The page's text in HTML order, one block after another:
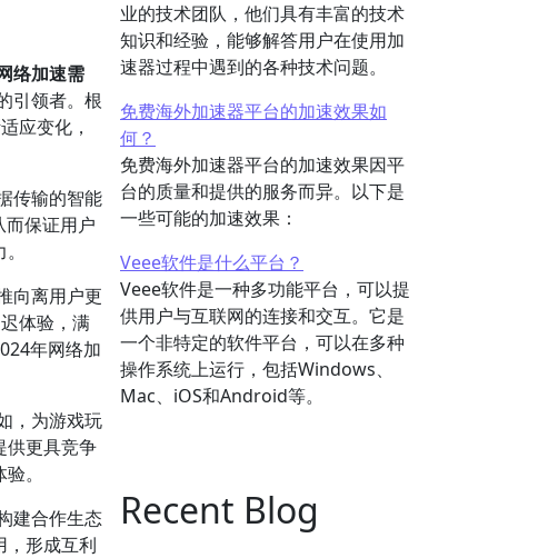
络加速需
引领者。根
应变化，
传输的智能
保证用户
向离用户更
体验，满
年网络加
，为游戏玩
供更具竞争
。
建合作生态
，形成互利
业的技术团队，他们具有丰富的技术
知识和经验，能够解答用户在使用加
速器过程中遇到的各种技术问题。
免费海外加速器平台的加速效果如
何？
免费海外加速器平台的加速效果因平
台的质量和提供的服务而异。以下是
一些可能的加速效果：
Veee软件是什么平台？
Veee软件是一种多功能平台，可以提
供用户与互联网的连接和交互。它是
一个非特定的软件平台，可以在多种
操作系统上运行，包括Windows、
Mac、iOS和Android等。
Recent Blog